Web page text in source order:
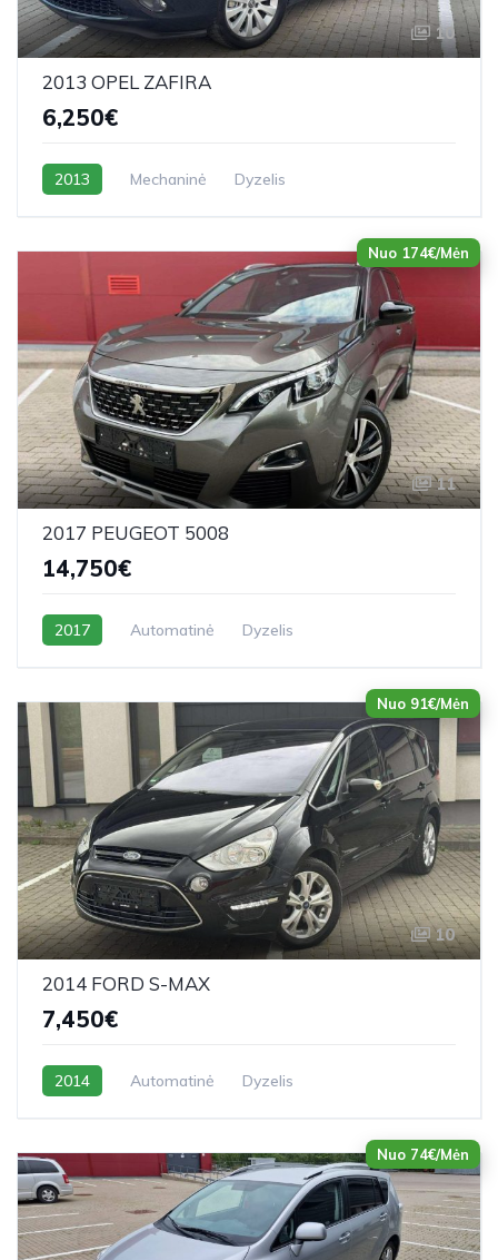
10
2013 OPEL ZAFIRA
6,250€
2013 Mechaninė Dyzelis
Nuo 174€/Mėn
11
2017 PEUGEOT 5008
14,750€
2017 Automatinė Dyzelis
Nuo 91€/Mėn
10
2014 FORD S-MAX
7,450€
2014 Automatinė Dyzelis
Nuo 74€/Mėn